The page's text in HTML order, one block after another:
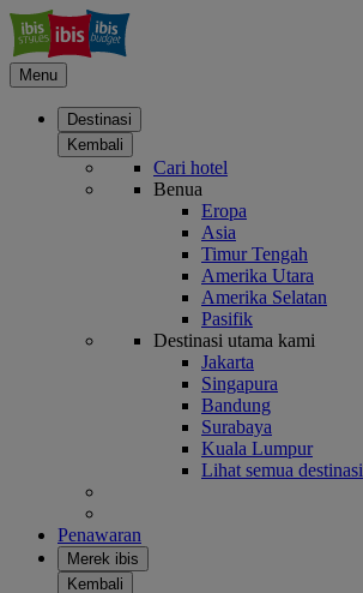
Menu
Destinasi
Kembali
Cari hotel
Benua
Eropa
Asia
Timur Tengah
Amerika Utara
Amerika Selatan
Pasifik
Destinasi utama kami
Jakarta
Singapura
Bandung
Surabaya
Kuala Lumpur
Lihat semua destinasi
Penawaran
Merek ibis
Kembali